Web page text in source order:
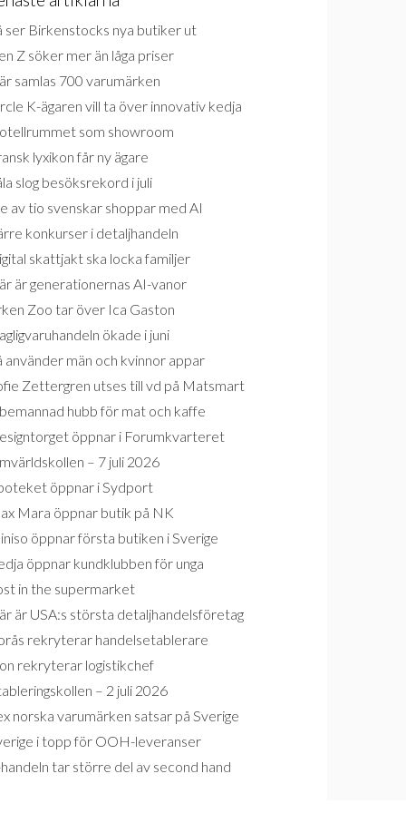
ser Birkenstocks nya butiker ut
Z söker mer än låga priser
samlas 700 varumärken
K-ägaren vill ta över innovativ kedja
som showroom
lyxikon får ny ägare
slog besöksrekord i juli
av tio svenskar shoppar med AI
konkurser i detaljhandeln
skattjakt ska locka familjer
är generationernas AI-vanor
Zoo tar över Ica Gaston
ökade i juni
använder män och kvinnor appar
Zettergren utses till vd på Matsmart
hubb för mat och kaffe
öppnar i Forumkvarteret
– 7 juli 2026
öppnar i Sydport
Mara öppnar butik på NK
öppnar första butiken i Sverige
öppnar kundklubben för unga
in the supermarket
är USA:s största detaljhandelsföretag
rekryterar handelsetablerare
rekryterar logistikchef
– 2 juli 2026
norska varumärken satsar på Sverige
i topp för OOH-leveranser
tar större del av second hand